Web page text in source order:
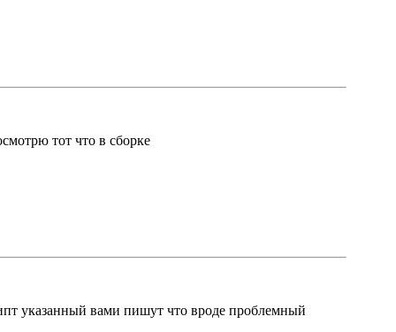
тот что в сборке
указанный вами пишут что вроде проблемный